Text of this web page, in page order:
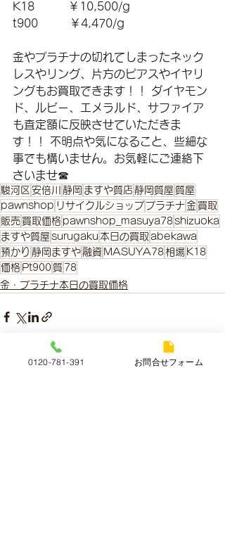
K18　　　￥10,500/g
t900         ￥4,470/g
金やプラチナの切れてしまったネック
レスやリング、片方のピアスやイヤリ
ングもお買取できます！！ ダイヤモン
ド、ルビー、エメラルド、サファイア
も査定額に反映させていただきま
す！！ 不明点や気になること、些細な
事でも構いません。お気軽にご連絡下
さいませ☎
駿河区 安倍川 静岡 ますや質店 静岡質屋 質屋
pawnshop リサイクルショップ プラチナ 金 買取
販売 買取価格 pawnshop_masuya78shizuoka
ますや質屋 surugaku 本日の買取 abekawa
預かり 静岡ますや 融資 MASUYA78相場 K18
価格 Pt900質 78
金・プラチナ本日の買取価格
最新記事 すべて表示
0120-781-391 お問合せフォーム